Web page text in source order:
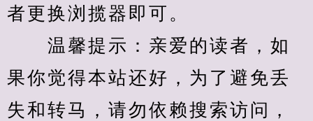
者更换浏揽器即可。
温馨提示：亲爱的读者，如
果你觉得本站还好，为了避免丢
失和转马，请勿依赖搜索访问，